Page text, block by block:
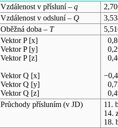
Vzdálenost v přísluní – q
Vzdálenost v odsluní – Q
Oběžná doba – T
Vektor P [x]
Vektor P [y]
Vektor P [z]
Vektor Q [x]
Vektor Q [y]
Vektor Q [z]
Průchody přísluním (v JD) 11.
14.
18.